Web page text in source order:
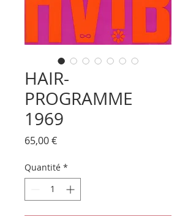
HAIR-
PROGRAMME
1969
65,00 €Prix
Quantité *